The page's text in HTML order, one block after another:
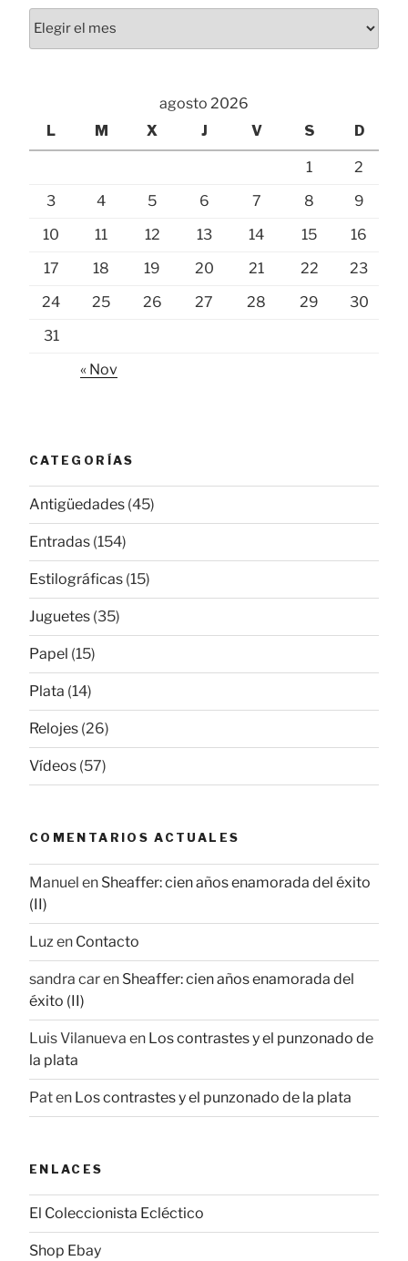
agosto 2026
L
M X J V S D
1
2
3
4 5 6 7 8
9
10
11 12 13 14 15
16
17
18 19 20 21 22
23
24
25 26 27 28 29
30
31
« Nov
CATEGORÍAS
Antigüedades (45)
Entradas (154)
Estilográficas (15)
Juguetes (35)
Papel (15)
Plata (14)
Relojes (26)
Vídeos (57)
COMENTARIOS ACTUALES
Manuel en Sheaffer: cien años enamorada del éxito
(II)
Luz en Contacto
sandra caren Sheaffer: cien años enamorada del
éxito (II)
Luis Vilanueva en Los contrastes y el punzonado de
la plata
Paten Los contrastes y el punzonado de la plata
ENLACES
El Coleccionista Ecléctico
Shop Ebay